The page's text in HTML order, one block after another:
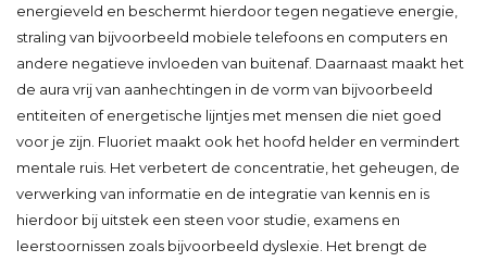
energieveld en beschermt hierdoor tegen negatieve energie,
straling van bijvoorbeeld mobiele telefoons en computers en
andere negatieve invloeden van buitenaf. Daarnaast maakt het
de aura vrij van aanhechtingen in de vorm van bijvoorbeeld
entiteiten of energetische lijntjes met mensen die niet goed
voor je zijn. Fluoriet maakt ook het hoofd helder en vermindert
mentale ruis. Het verbetert de concentratie, het geheugen, de
verwerking van informatie en de integratie van kennis en is
hierdoor bij uitstek een steen voor studie, examens en
leerstoornissen zoals bijvoorbeeld dyslexie. Het brengt de